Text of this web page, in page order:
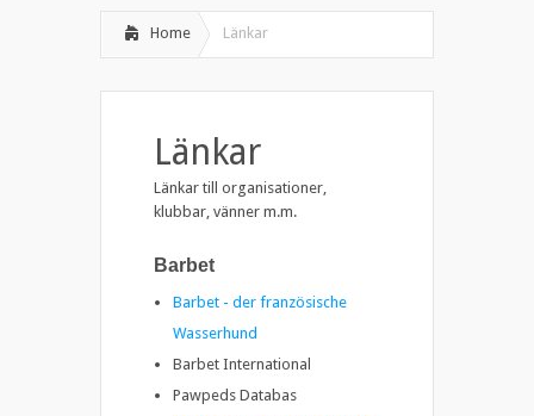
Home Länkar
Länkar
Länkar till organisationer,
klubbar, vänner m.m.
Barbet
Barbet - der französische
Wasserhund
Barbet International
Pawpeds Databas